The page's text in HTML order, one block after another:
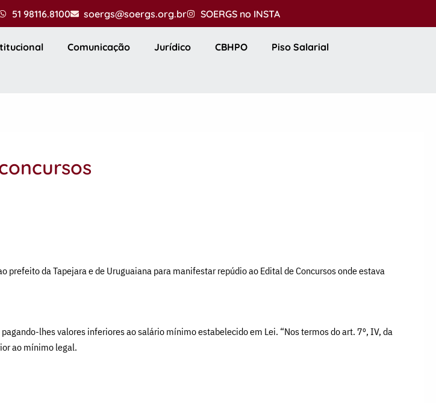
51 98116.8100 soergs@soergs.org.br SOERGS no INSTA
Comunicação Jurídico CBHPO Piso Salarial
prefeito da Tapejara e de Uruguaiana para manifestar repúdio ao Edital de Concursos onde estava
lhes valores inferiores ao salário mínimo estabelecido em Lei. “Nos termos do art. 7º, IV, da
ao mínimo legal.